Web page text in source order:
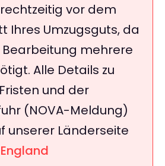
vor dem
Ihres Umzugsguts, da
Bearbeitung mehrere
Alle Details zu
und der
(NOVA-Meldung)
unserer Länderseite